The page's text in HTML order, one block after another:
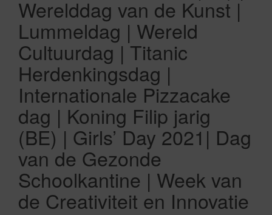
Werelddag van de Kunst |
Lummeldag | Wereld
Cultuurdag | Titanic
Herdenkingsdag |
Internationale Pizzacake
dag | Koning Filip jarig
(BE) | Girls’ Day 2021| Dag
van de Gezonde
Schoolkantine | Week van
de Creativiteit en Innovatie